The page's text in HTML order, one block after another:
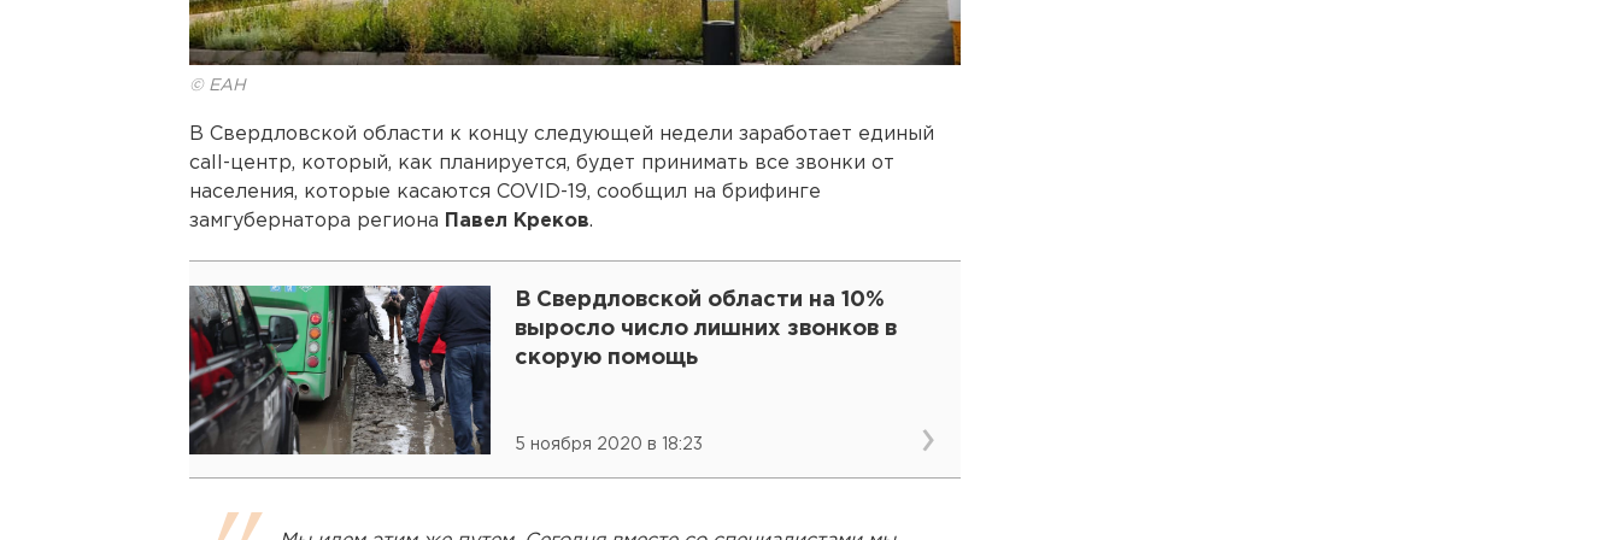
© ЕАН
В Свердловской области к концу следующей недели заработает единый
call-центр, который, как планируется, будет принимать все звонки от
населения, которые касаются COVID-19, сообщил на брифинге
замгубернатора региона
Павел Креков.
В Свердловской области на 10%
выросло число лишних звонков в
скорую помощь
5 ноября 2020 в 18:23